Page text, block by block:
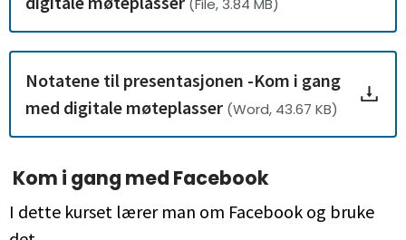
(File, 3.84 MB)
Notatene til presentasjonen -Kom i gang
med digitale møteplasser (Word, 43.67 KB)
Kom i gang med Facebook
I dette kurset lærer man om Facebook og bruke